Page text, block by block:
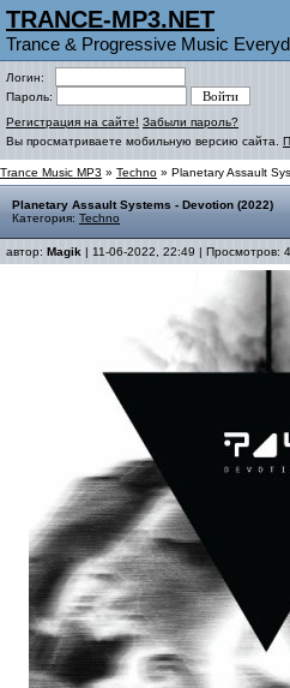
TRANCE-MP3.NET
Trance & Progressive Music
Логин:
Пароль:
Регистрация на сайте! Забыли пароль?
Вы просматриваете мобильную версию сайта.
Trance Music MP3 » Techno » Planetary Assault
Planetary Assault Systems - Devotion (2022)
Категория: Techno
автор: Magik | 11-06-2022, 22:49 | Просмотров: